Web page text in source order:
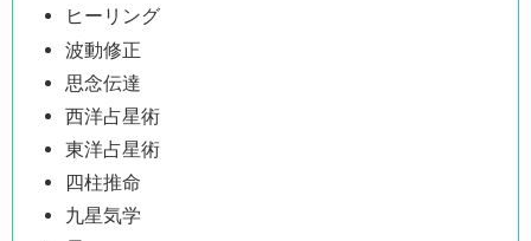
ヒーリング
波動修正
思念伝達
西洋占星術
東洋占星術
四柱推命
九星気学